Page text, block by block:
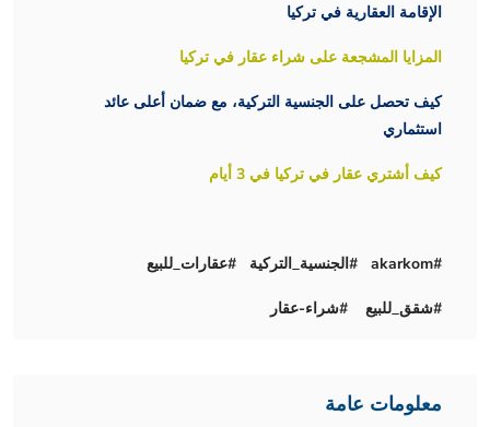
الإقامة العقارية في تركيا
المزايا المشجعة على شراء عقار في تركيا
كيف تحصل على الجنسية التركية، مع ضمان أعلى عائد
استثماري
كيف أشتري عقار في تركيا في 3 أيام
#akarkom #الجنسية_التركية #عقارات_للبيع
#شقق_للبيع #شراء-عقار
معلومات عامة